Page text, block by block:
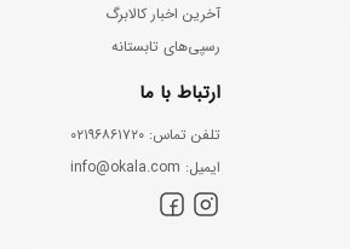
آخرین اخبار کالابرگ
رسپی‌های تابستانه
ارتباط با ما
ﺗﻠﻔﻦ ﺗﻤﺎس: ۰۲۱۹۶۸۶۱۷۲۰
اﯾﻤﯿﻞ: info@okala.com